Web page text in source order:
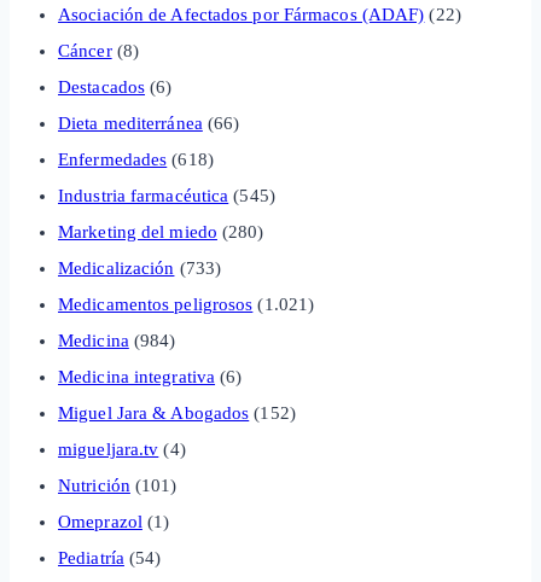
Asociación de Afectados por Fármacos (ADAF) (22)
Cáncer(8)
Destacados (6)
Dieta mediterránea (66)
Enfermedades (618)
Industria farmacéutica (545)
Marketing del miedo (280)
Medicalización (733)
Medicamentos peligrosos (1.021)
Medicina (984)
Medicina integrativa (6)
Miguel Jara & Abogados (152)
migueljara.tv (4)
Nutrición (101)
Omeprazol (1)
Pediatría (54)